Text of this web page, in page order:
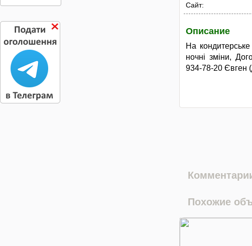
Сайт:
Описание
На
ночні зміни,
934-78-20 Євген
Похожие